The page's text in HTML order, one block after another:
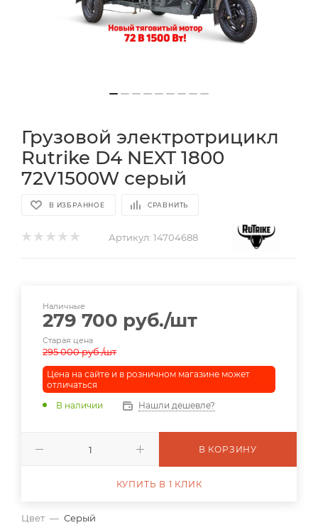
Грузовой электротрицикл
Rutrike D4 NEXT 1800
72V1500W серый
В ИЗБРАННОЕ СРАВНИТЬ
Артикул: 14704688
Цвет — Серый
Наличные
279 700 руб./шт
Старая цена
295 000руб./шт
Цена на сайте и в розничном магазине может
отличаться
В наличии
Нашли дешевле?
В КОРЗИНУ
КУПИТЬ В 1 КЛИК